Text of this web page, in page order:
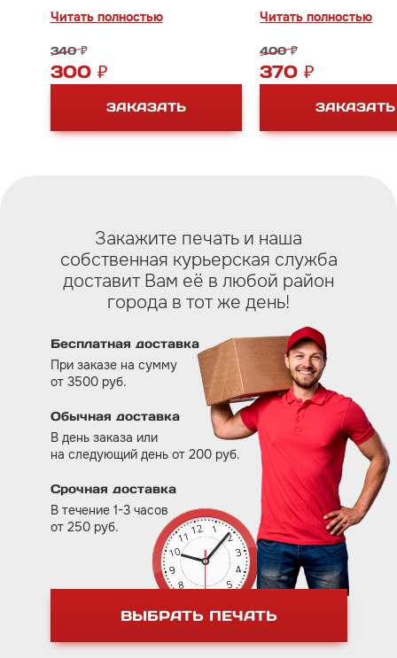
Читать полностью
оттисков на обычную бумагу,
340 ₽
300 ₽
ЗАКАЗАТЬ
Читать полностью
консистенцию по
заправки
подушек.
оттисков на обычную
400 ₽
370 ₽
ЗАКАЗАТЬ
Закажите печать и наша
собственная курьерская служба
доставит Вам eё в любой район
города в тот же день!
Бесплатная доставка
При заказе на сумму
от 3500 руб.
Обычная доставка
В день заказа или
на следующий день от 200 руб.
Срочная доставка
В течение 1-3 часов
от 250 руб.
ВЫБРАТЬ ПЕЧАТЬ